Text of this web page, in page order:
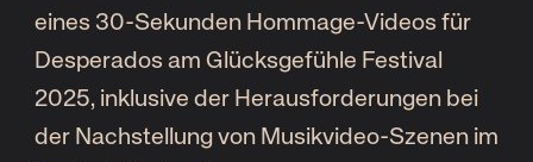
eines 30-Sekunden Hommage-Videos für
Desperados am Glücksgefühle Festival
2025, inklusive der Herausforderungen bei
der Nachstellung von Musikvideo-Szenen im